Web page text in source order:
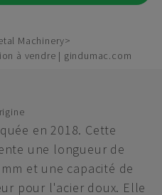
Machinery
à vendre | gindumac.com
en 2018. Cette
une longueur de
et une capacité de
pour l'acier doux. Elle